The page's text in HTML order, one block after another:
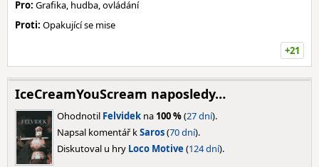
Pro: Grafika, hudba, ovládání
Proti: Opakující se mise
+21
IceCreamYouScream naposledy…
Ohodnotil Felvidek na 100 %(27 dní).
Napsal komentář kSaros(70 dní).
Diskutoval u hry Loco Motive (124 dní).